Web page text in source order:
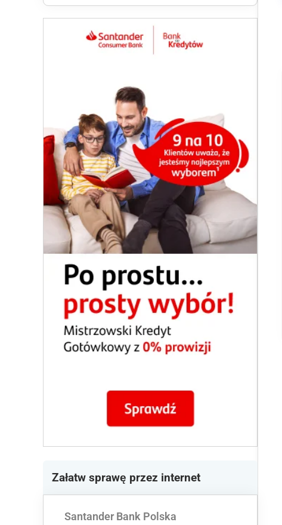
Załatw sprawę przez internet
Santander Bank Polska